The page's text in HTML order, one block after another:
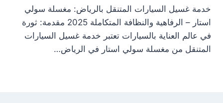
خدمة غسيل السيارات المتنقل بالرياض: مغسلة سولي
استار – الرفاهية والنظافة المتكاملة 2025 مقدمة: ثورة
في عالم العناية بالسيارات تعتبر خدمة غسيل السيارات
المتنقل من مغسلة سولي استار في الرياض…